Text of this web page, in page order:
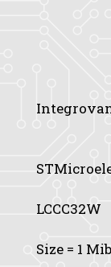
LCCC32W
Size = 1 Mib